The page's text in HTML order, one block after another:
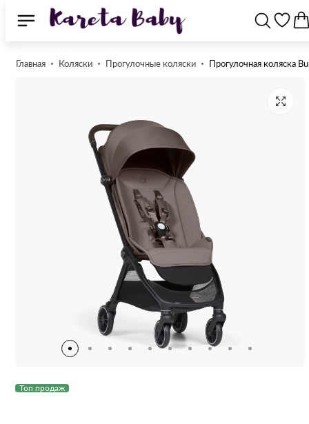
Главная Коляски Прогулочные коляски Прогулочная коляска
Топ продаж